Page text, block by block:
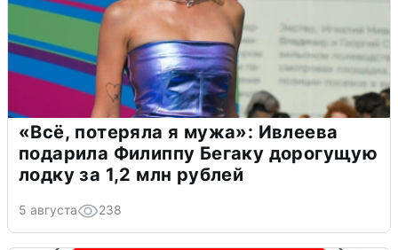
«Всё, потеряла я мужа»: Ивлеева
подарила Филиппу Бегаку дорогущую
лодку за 1,2 млн рублей
5 августа 238